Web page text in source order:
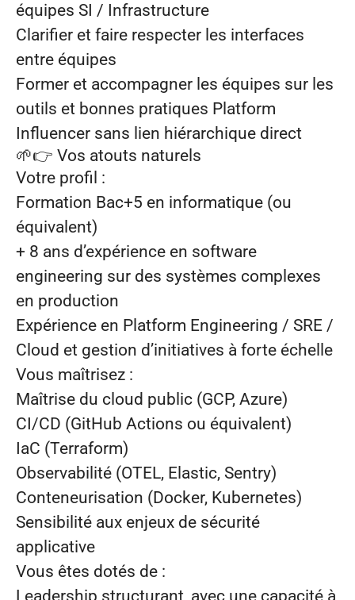
équipes SI / Infrastructure
Clarifier et faire respecter les interfaces
entre équipes
Former et accompagner les équipes sur les
outils et bonnes pratiques Platform
Influencer sans lien hiérarchique direct
🌱👉 Vos atouts naturels
Votre profil :
Formation Bac+5 en informatique (ou
équivalent)
+ 8 ans d’expérience en software
engineering sur des systèmes complexes
en production
Expérience en Platform Engineering / SRE /
Cloud et gestion d’initiatives à forte échelle
Vous maîtrisez :
Maîtrise du cloud public (GCP, Azure)
CI/CD (GitHub Actions ou équivalent)
IaC (Terraform)
Observabilité (OTEL, Elastic, Sentry)
Conteneurisation (Docker, Kubernetes)
Sensibilité aux enjeux de sécurité
applicative
Vous êtes dotés de :
Leadership structurant, avec une capacité à